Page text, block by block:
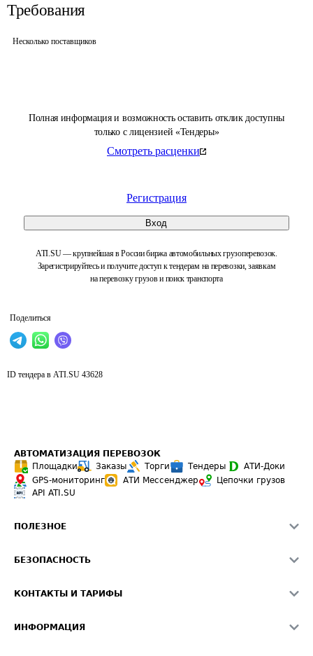
Полная информация и возможность оставить отклик доступны
только с лицензией «Тендеры»
Смотреть расценки
Регистрация
Вход
ATI.SU — крупнейшая в России биржа автомобильных грузоперевозок.
Зарегистрируйтесь и получите доступ к тендерам на перевозки, заявкам
на перевозку грузов и поиск транспорта
Поделиться
Требования
Несколько поставщиков
ID тендера в ATI.SU 43628
АВТОМАТИЗАЦИЯ ПЕРЕВОЗОК
Площадки
Заказы Торги Тендеры
АТИ-Доки
GPS-мониторинг
АТИ Мессенджер
Цепочки грузов
API ATI.SU
ПОЛЕЗНОЕ
Звезды ATI.SU на вашем сайте
Средние ставки
БЕЗОПАСНОСТЬ
Светофор+
КОНТАКТЫ И ТАРИФЫ
ИНФОРМАЦИЯ